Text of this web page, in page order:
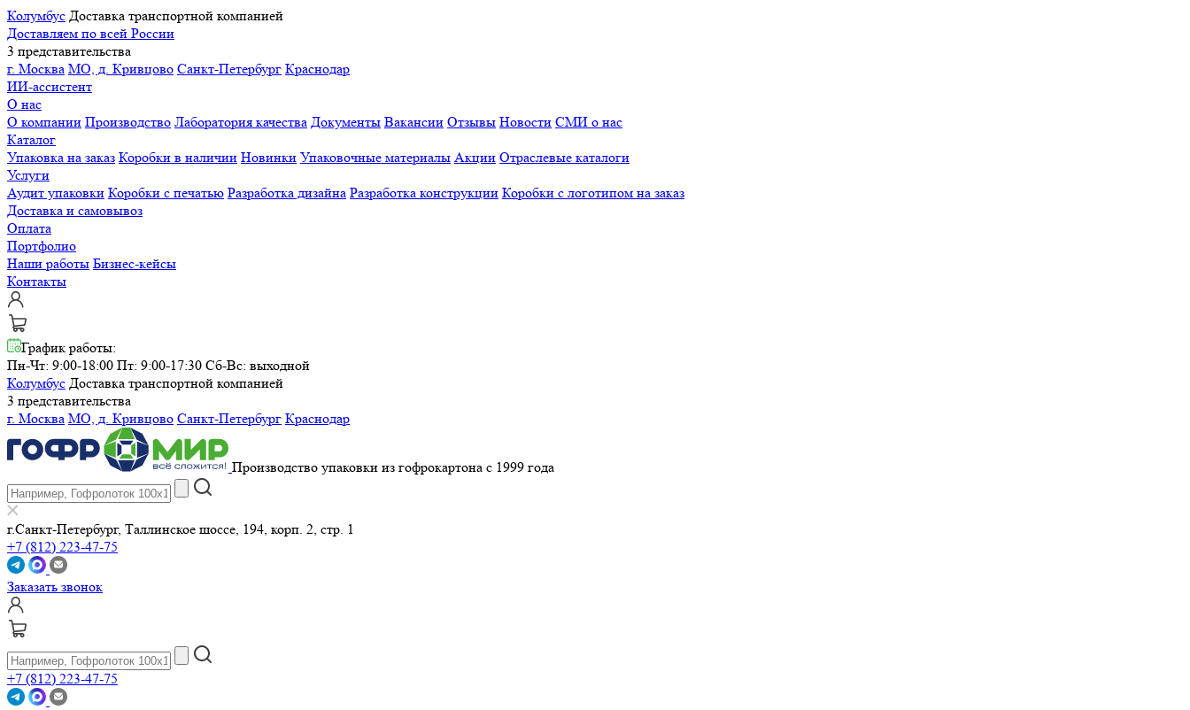
Колумбус Доставка транспортной компанией
Доставляем по всей России
3 представительства
г. Москва МО, д. Кривцово Санкт-Петербург Краснодар
ИИ-ассистент
О нас
О компании Производство Лаборатория качества Документы Вакансии Отзывы Новости СМИ о нас
Каталог
Упаковка на заказ Коробки в наличии Новинки Упаковочные материалы Акции Отраслевые каталоги
Услуги
Аудит упаковки Коробки с печатью Разработка дизайна Разработка конструкции Коробки с логотипом на заказ
Доставка и самовывоз
Оплата
Портфолио
Наши работы Бизнес-кейсы
Контакты
График работы:
Пн-Чт: 9:00-18:00 Пт: 9:00-17:30 Сб-Вс: выходной
Колумбус Доставка транспортной компанией
3 представительства
г. Москва МО, д. Кривцово Санкт-Петербург Краснодар
Производство упаковки из гофрокартона с 1999 года
г.Санкт-Петербург, Таллинское шоссе, 194, корп. 2, стр. 1
+7 (812) 223-47-75
Заказать звонок
+7 (812) 223-47-75